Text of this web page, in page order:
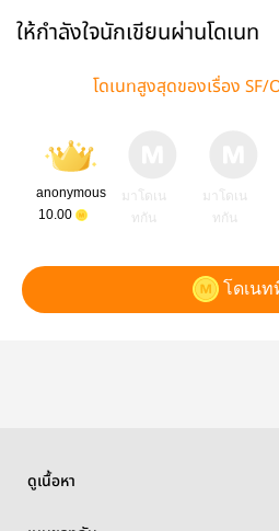
ให้กำลังใจนักเขียนผ่านโดเนท
โดเนทสูงสุดของเรื่อง SF/
anonymous
10.00
มาโดเน
ทกัน
มาโดเน
ทกัน
โดเน
ดูเนื้อหา